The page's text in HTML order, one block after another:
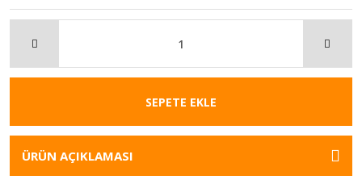
SEPETE EKLE
ÜRÜN AÇIKLAMASI